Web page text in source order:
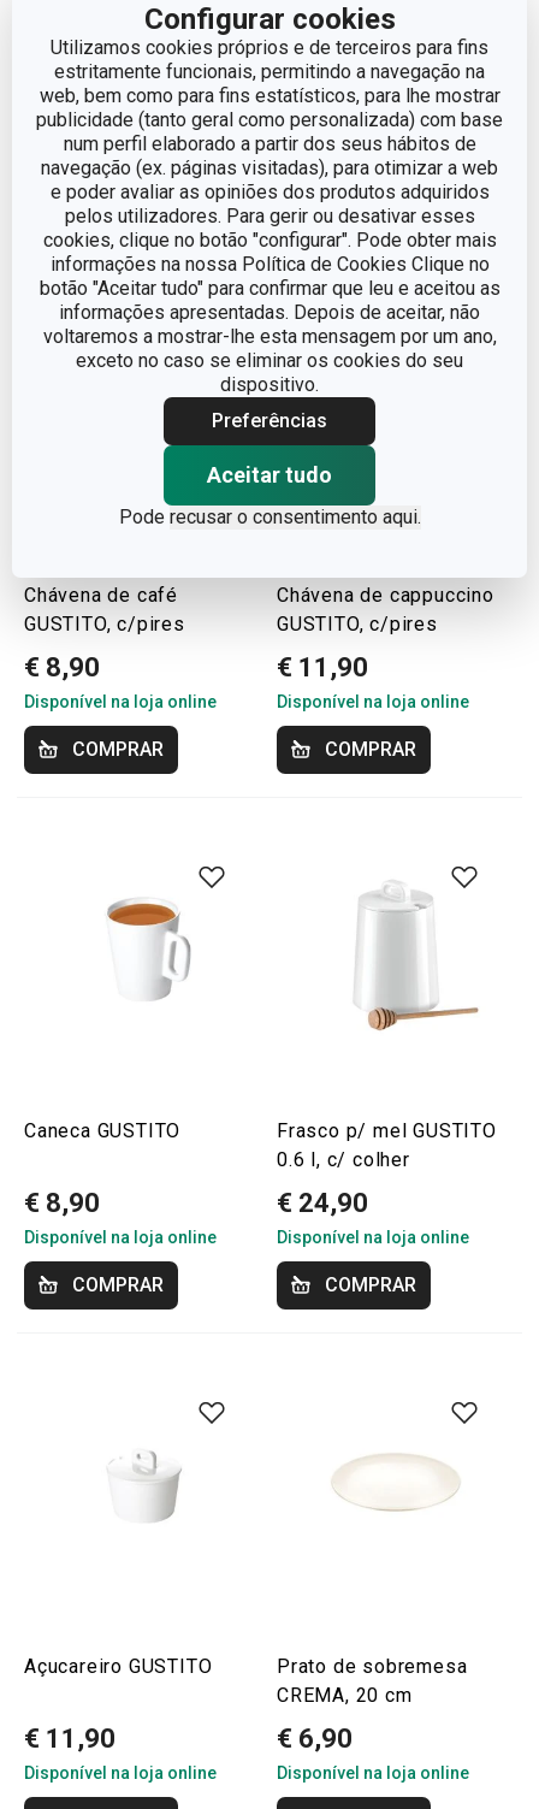
Configurar cookies
Utilizamos cookies próprios e de terceiros para fins
estritamente funcionais, permitindo a navegação na
web, bem como para fins estatísticos, para lhe mostrar
publicidade (tanto geral como personalizada) com base
num perfil elaborado a partir dos seus hábitos de
navegação (ex. páginas visitadas), para otimizar a web
e poder avaliar as opiniões dos produtos adquiridos
pelos utilizadores. Para gerir ou desativar esses
cookies, clique no botão "configurar". Pode obter mais
informações na nossa Política de Cookies Clique no
botão "Aceitar tudo" para confirmar que leu e aceitou as
informações apresentadas. Depois de aceitar, não
voltaremos a mostrar-lhe esta mensagem por um ano,
exceto no caso se eliminar os cookies do seu
dispositivo.
Preferências
Aceitar tudo
Pode recusar o consentimento aqui.
Suporte p/ ovos
GUSTITO, 12 x 10 cm
€ 5,90
Disponível na loja online
COMPRAR
Prato de sobremesa
GUSTITO, ø 20 cm
€ 8,90
Disponível na loja online
COMPRAR
Chávena de café
GUSTITO, c/pires
€ 8,90
Disponível na loja online
COMPRAR
Chávena de cappuccino
GUSTITO, c/pires
€ 11,90
Disponível na loja online
COMPRAR
Caneca GUSTITO
€ 8,90
Disponível na loja online
COMPRAR
Frasco p/ mel GUSTITO
0.6 l, c/ colher
€ 24,90
Disponível na loja online
COMPRAR
Açucareiro GUSTITO
€ 11,90
Disponível na loja online
Prato de sobremesa
CREMA, 20 cm
€ 6,90
Disponível na loja online